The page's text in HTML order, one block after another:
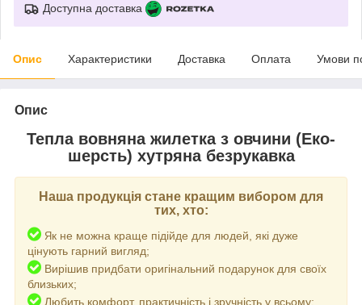
Доступна доставка
Опис Характеристики Доставка Оплата Умови
Опис
Тепла вовняна жилетка з овчини (Еко-
шерсть) хутряна безрукавка
Наша продукція стане кращим вибором для
тих, хто:
Я к не можна краще підійде для людей, які дуже
цінують гарний вигляд;
Вирішив придбати оригінальний подарунок для своїх
близьких;
Любить комфорт, практичність і зручність у всьому;